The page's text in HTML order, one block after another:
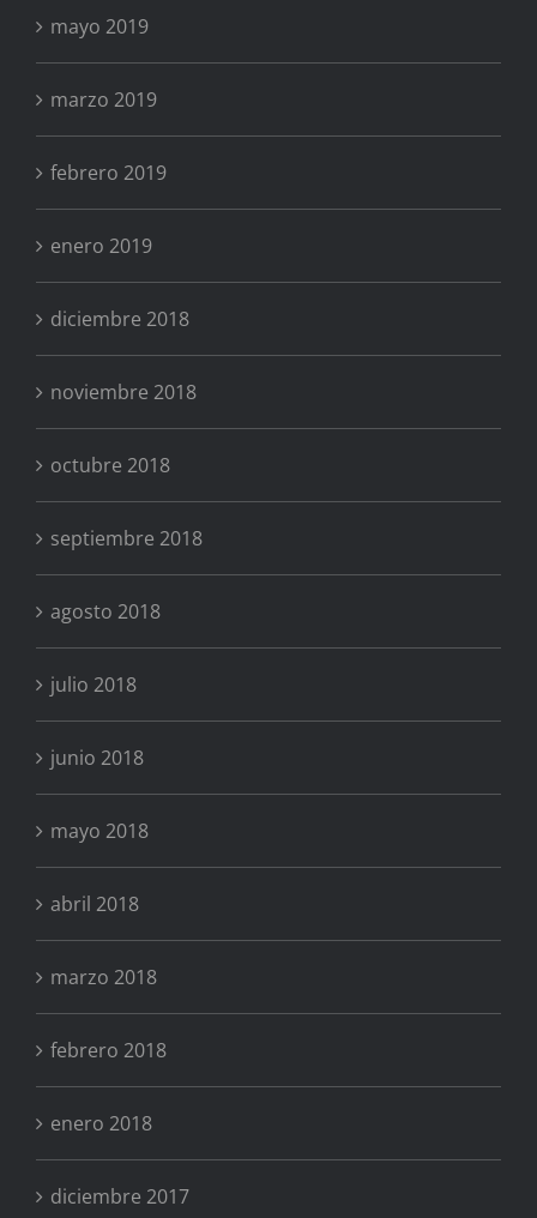
mayo 2019
marzo 2019
febrero 2019
enero 2019
diciembre 2018
noviembre 2018
octubre 2018
septiembre 2018
agosto 2018
julio 2018
junio 2018
mayo 2018
abril 2018
marzo 2018
febrero 2018
enero 2018
diciembre 2017